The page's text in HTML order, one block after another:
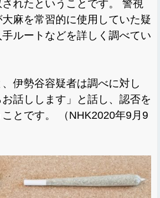
れたということです。 警視
麻を常習的に使用していた疑
ルートなどを詳しく調べてい
伊勢谷容疑者は調べに対し
お話しします」と話し、認否を
とです。 （NHK2020年9月9